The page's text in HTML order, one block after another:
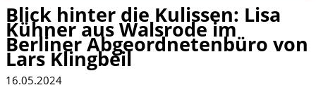
Blick hinter die Kulissen: Lisa
Kühner aus Walsrode im
Berliner Abgeordnetenbüro von
Lars Klingbeil
16.05.2024